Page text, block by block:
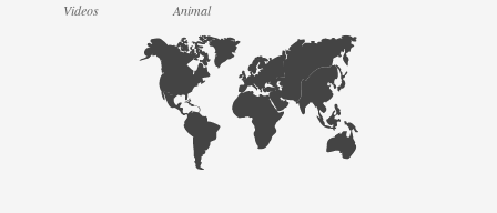
Videos
Animal